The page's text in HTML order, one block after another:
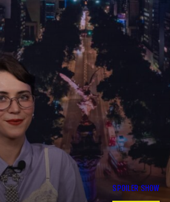
SPOILER SHOW